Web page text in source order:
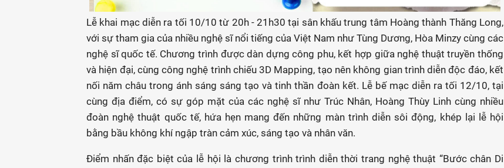
Lễ khai mạc diễn ra tối 10/10 từ 20h - 21h30 tại sân khấu trung tâm Hoàng thành Thăng Long,
với sự tham gia của nhiều nghệ sĩ nổi tiếng của Việt Nam như Tùng Dương, Hòa Minzy cùng các
nghệ sĩ quốc tế. Chương trình được dàn dựng công phu, kết hợp giữa nghệ thuật truyền thống
và hiện đại, cùng công nghệ trình chiếu 3D Mapping, tạo nên không gian trình diễn độc đáo, kết
nối năm châu trong ánh sáng sáng tạo và tinh thần đoàn kết. Lễ bế mạc diễn ra tối 12/10, tại
cùng địa điểm, có sự góp mặt của các nghệ sĩ như Trúc Nhân, Hoàng Thùy Linh cùng nhiều
đoàn nghệ thuật quốc tế, hứa hẹn mang đến những màn trình diễn sôi động, khép lại lễ hội
bằng bầu không khí ngập tràn cảm xúc, sáng tạo và nhân văn.
Điểm nhấn đặc biệt của lễ hội là chương trình trình diễn thời trang nghệ thuật “Bước chân Di